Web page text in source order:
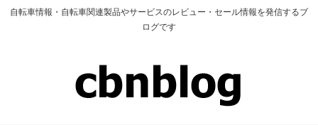
自転車情報・自転車関連製品やサービスのレビュー・セール情報を発信するブ
ログです